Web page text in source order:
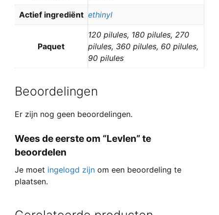
Actief ingrediënt ethinyl
Paquet
120 pilules, 180 pilules, 270
pilules, 360 pilules, 60 pilules,
90 pilules
Beoordelingen
Er zijn nog geen beoordelingen.
Wees de eerste om “Levlen” te
beoordelen
Je moet ingelogd zijn om een beoordeling te
plaatsen.